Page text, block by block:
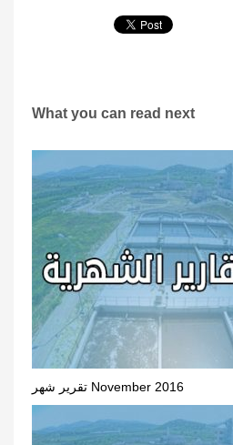
What you can read next
تقرير شهر November 2016